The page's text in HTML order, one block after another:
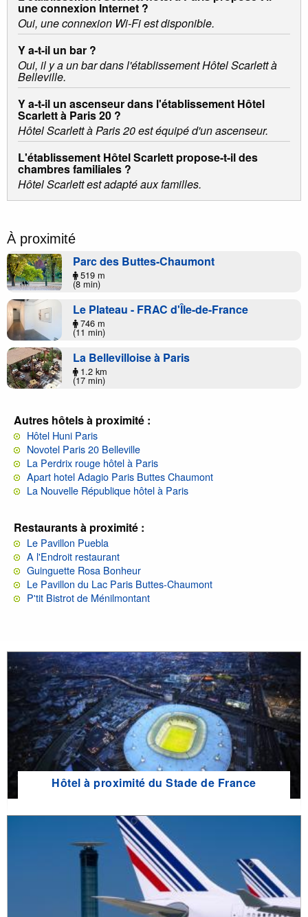
une connexion Internet ?
Oui, une connexion Wi-Fi est disponible.
Y a-t-il un bar ?
Oui, il y a un bar dans l'établissement Hôtel Scarlett à
Belleville.
Y a-t-il un ascenseur dans l'établissement Hôtel
Scarlett à Paris 20 ?
Hôtel Scarlett à Paris 20 est équipé d'un ascenseur.
L'établissement Hôtel Scarlett propose-t-il des
chambres familiales ?
Hôtel Scarlett est adapté aux familles.
À proximité
Parc des Buttes-Chaumont
519 m
(8 min)
Le Plateau - FRAC d'Île-de-France
746 m
(11 min)
La Bellevilloise à Paris
1.2 km
(17 min)
Autres hôtels à proximité :
Hôtel Huni Paris
Novotel Paris 20 Belleville
La Perdrix rouge hôtel à Paris
Apart hotel Adagio Paris Buttes Chaumont
La Nouvelle République hôtel à Paris
Restaurants à proximité :
Le Pavillon Puebla
A l'Endroit restaurant
Guinguette Rosa Bonheur
Le Pavillon du Lac Paris Buttes-Chaumont
P'tit Bistrot de Ménilmontant
Hôtel à proximité du Stade de France